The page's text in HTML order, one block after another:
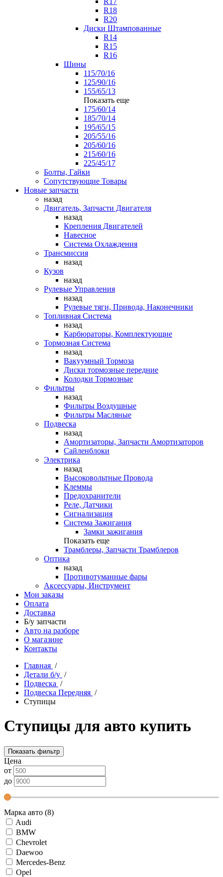
R18
R20
Диски Штампованные
R14
R15
R16
Шины
115/70/16
125/90/16
155/65/13
Показать еще
175/60/14
185/70/14
195/65/15
205/55/16
205/60/16
215/60/16
225/45/17
Болты, Гайки
Сопутствующие Товары
Новые запчасти
назад
Двигатель, Запчасти Двигателя
назад
Крепления Двигателей
Навесное
Система Охлаждения
Трансмиссия
назад
Кузов
назад
Рулевые Управления
назад
Рулевые тяги, Привода, Наконечники
Топливная Система
назад
Карбюраторы, Комплектующие
Тормозная Система
назад
Вакуумный Тормоза
Диски тормозные передние
Колодки Тормозные
Фильтры
назад
Фильтры Воздушные
Фильтры Масляные
Подвеска
назад
Амортизаторы, Запчасти Амортизаторов
Сайленблоки
Электрика
назад
Высоковольтные Провода
Клеммы
Предохранители
Реле, Датчики
Сигнализация
Система Зажигания
Замки зажигания
Показать еще
Трамблеры, Запчасти Трамблеров
Оптика
назад
Противотуманные фары
Аксессуары, Инструмент
Мои заказы
Оплата
Доставка
Б/у запчасти
Авто на разборе
О магазине
Контакты
Главная /
Детали б/у /
Подвеска /
Подвеска Передняя /
Ступицы
Ступицы для авто купить
Показать фильтр
Цена
от
до
Марка авто (8)
Audi
BMW
Chevrolet
Daewoo
Mercedes-Benz
Opel